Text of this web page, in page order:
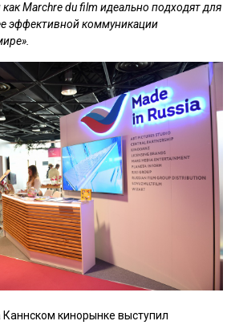
Marchre du film идеально подходят для
эффективной коммуникации
кинорынке выступил